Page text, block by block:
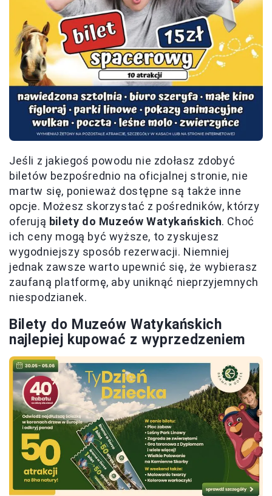
Jeśli z jakiegoś powodu nie zdołasz zdobyć
biletów bezpośrednio na oficjalnej stronie, nie
martw się, ponieważ dostępne są także inne
opcje. Możesz skorzystać z pośredników, którzy
oferują bilety do Muzeów Watykańskich. Choć
ich ceny mogą być wyższe, to zyskujesz
wygodniejszy sposób rezerwacji. Niemniej
jednak zawsze warto upewnić się, że wybierasz
zaufaną platformę, aby uniknąć nieprzyjemnych
niespodzianek.
Bilety do Muzeów Watykańskich
najlepiej kupować z wyprzedzeniem